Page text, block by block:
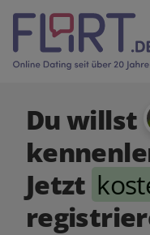
Du willst
Jetzt